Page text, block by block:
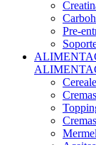
Pre-